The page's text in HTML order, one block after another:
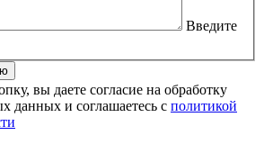
Введите
вы даете согласие на обработку
данных и соглашаетесь с политикой